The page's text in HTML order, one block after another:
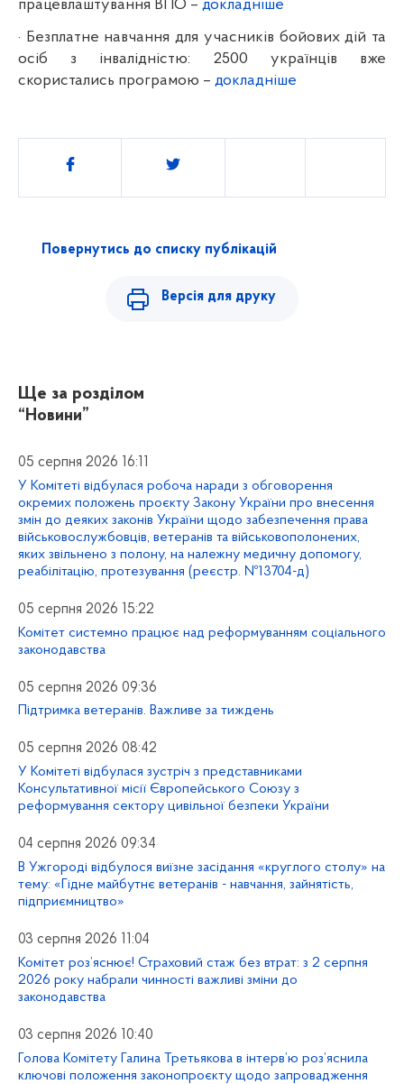
працевлаштування ВПО – докладніше
· Безплатне навчання для учасників бойових дій та
осіб з інвалідністю: 2500 українців вже
скористались програмою – докладніше
Поділитись
Повернутись до списку публікацій
Версія для друку
Ще за розділом
“Новини”
05 серпня 2026 16:11
У Комітеті відбулася робоча наради з обговорення
окремих положень проєкту Закону України про внесення
змін до деяких законів України щодо забезпечення права
військовослужбовців, ветеранів та військовополонених,
яких звільнено з полону, на належну медичну допомогу,
реабілітацію, протезування (реєстр. №13704-д)
05 серпня 2026 15:22
Комітет системно працює над реформуванням соціального
законодавства
05 серпня 2026 09:36
Підтримка ветеранів. Важливе за тиждень
05 серпня 2026 08:42
У Комітеті відбулася зустріч з представниками
Консультативної місії Європейського Союзу з
реформування сектору цивільної безпеки України
04 серпня 2026 09:34
В Ужгороді відбулося виїзне засідання «круглого столу» на
тему: «Гідне майбутнє ветеранів - навчання, зайнятість,
підприємництво»
03 серпня 2026 11:04
Комітет роз’яснює! Страховий стаж без втрат: з 2 серпня
2026 року набрали чинності важливі зміни до
законодавства
03 серпня 2026 10:40
Голова Комітету Галина Третьякова в інтерв’ю роз’яснила
ключові положення законопроєкту щодо запровадження